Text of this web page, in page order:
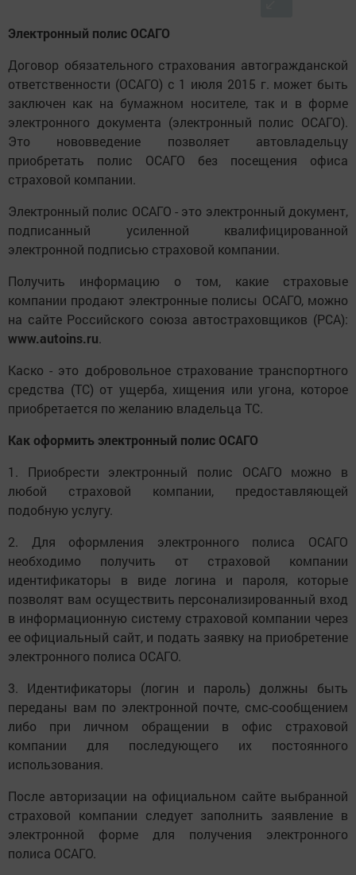
Электронный полис ОСАГО
Договор обязательного страхования автогражданской
ответственности (ОСАГО) с 1 июля 2015 г. может быть
заключен как на бумажном носителе, так и в форме
электронного документа (электронный полис ОСАГО).
Это нововведение позволяет автовладельцу
приобретать полис ОСАГО без посещения офиса
страховой компании.
Электронный полис ОСАГО - это электронный документ,
подписанный усиленной квалифицированной
электронной подписью страховой компании.
Получить информацию о том, какие страховые
компании продают электронные полисы ОСАГО, можно
на сайте Российского союза автостраховщиков (РСА):
www.autoins.ru.
Каско - это добровольное страхование транспортного
средства (ТС) от ущерба, хищения или угона, которое
приобретается по желанию владельца ТС.
Как оформить электронный полис ОСАГО
1. Приобрести электронный полис ОСАГО можно в
любой страховой компании, предоставляющей
подобную услугу.
2. Для оформления электронного полиса ОСАГО
необходимо получить от страховой компании
идентификаторы в виде логина и пароля, которые
позволят вам осуществить персонализированный вход
в информационную систему страховой компании через
ее официальный сайт, и подать заявку на приобретение
электронного полиса ОСАГО.
3. Идентификаторы (логин и пароль) должны быть
переданы вам по электронной почте, смс-сообщением
либо при личном обращении в офис страховой
компании для последующего их постоянного
использования.
После авторизации на официальном сайте выбранной
страховой компании следует заполнить заявление в
электронной форме для получения электронного
полиса ОСАГО.